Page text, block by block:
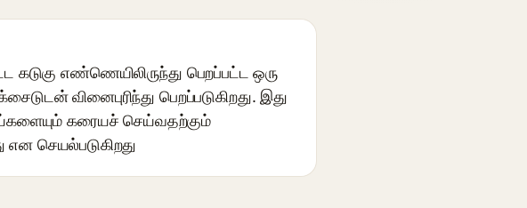
எண்ணெயிலிருந்து பெறப்பட்ட ஒரு
வினைபுரிந்து பெறப்படுகிறது. இது
கரையச் செய்வதற்கும்
செயல்படுகிறது